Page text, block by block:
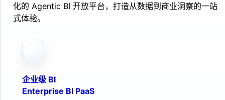
化的 Agentic BI 开放平台，打造从数据到商业洞察的一站
式体验。
企业级 BI
Enterprise BI PaaS